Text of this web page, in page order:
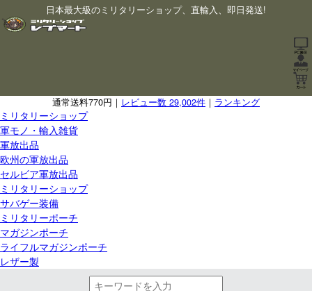
日本最大級のミリタリーショップ、直輸入、即日発送!
通常送料770円｜ レビュー数 29,002件 ｜ ランキング
ミリタリーショップ
軍モノ・輸入雑貨
軍放出品
欧州の軍放出品
セルビア軍放出品
ミリタリーショップ
サバゲー装備
ミリタリーポーチ
マガジンポーチ
ライフルマガジンポーチ
レザー製